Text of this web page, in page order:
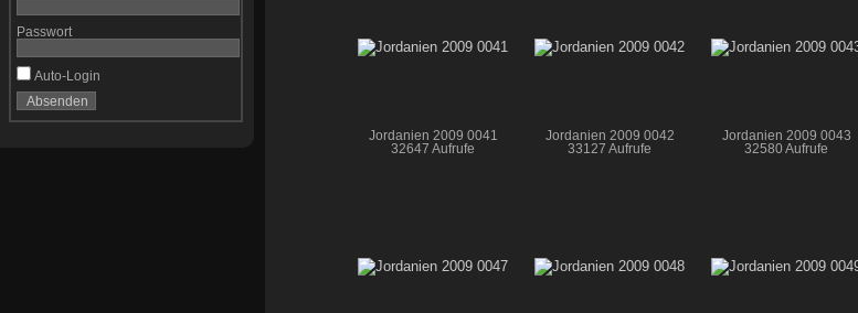
Passwort
Auto-Login
Jordanien 2009 0041
32647 Aufrufe
Jordanien 2009 0042
33127 Aufrufe
Jordanien 2009 0043
32580 Aufrufe